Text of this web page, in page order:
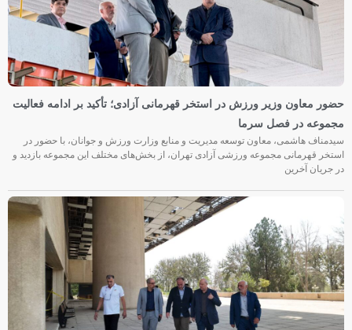
حضور معاون وزیر ورزش در استخر قهرمانی آزادی؛ تأکید بر ادامه فعالیت
مجموعه در فصل سرما
سیدمناف هاشمی، معاون توسعه مدیریت و منابع وزارت ورزش و جوانان، با حضور در
استخر قهرمانی مجموعه ورزشی آزادی تهران، از بخش‌های مختلف این مجموعه بازدید و
در جریان آخرین